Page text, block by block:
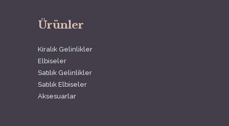
Ürünler
Kiralık Gelinlikler
Elbiseler
Satılık Gelinlikler
Satılık Elbiseler
Aksesuarlar